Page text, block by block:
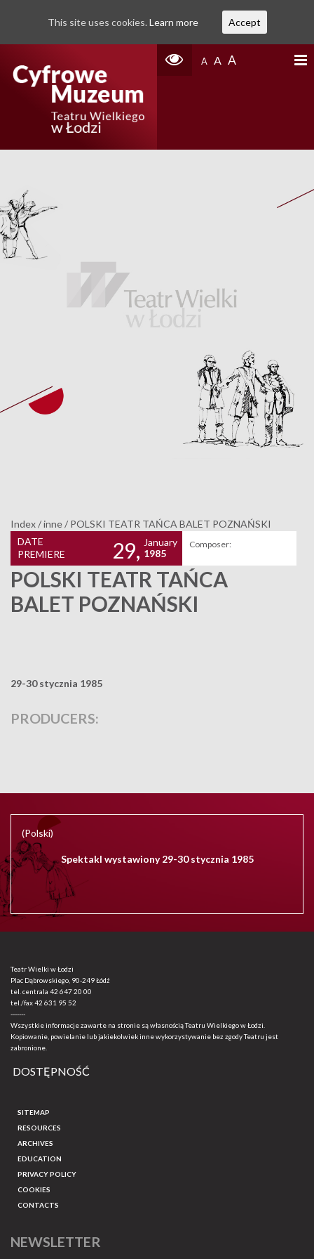
A A A
Index/inne/ POLSKI TEATR TAŃCA BALET POZNAŃSKI
DATE
PREMIERE
29, January
1985
Composer:
POLSKI TEATR TAŃCA
BALET POZNAŃSKI
29-30 stycznia 1985
PRODUCERS:
(Polski)
Spektakl wystawiony 29-30 stycznia 1985
Teatr Wielki w Łodzi
Plac Dąbrowskiego, 90-249 Łódź
tel. centrala 42 647 20 00
tel./fax42 631 95 52
-------
Wszystkie informacje zawarte na stronie są własnością Teatru Wielkiego w Łodzi.
Kopiowanie, powielanie lub jakiekolwiek inne wykorzystywanie bez zgody Teatru jest
zabronione.
DOSTĘPNOŚĆ
SITEMAP
RESOURCES
ARCHIVES
EDUCATION
PRIVACY POLICY
COOKIES
CONTACTS
NEWSLETTER
This site uses cookies. Learn more Accept